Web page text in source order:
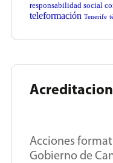
responsabilidad social
teleformación Tenerife
Acciones
Gobierno de